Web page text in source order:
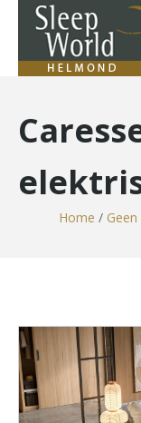
Home /